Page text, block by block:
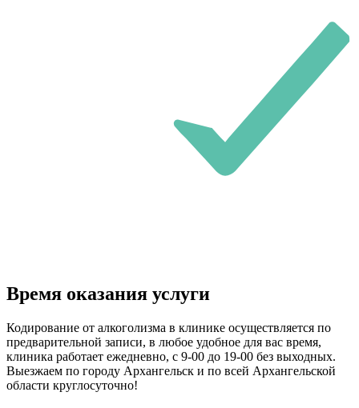
Время оказания услуги
Кодирование от алкоголизма в клинике осуществляется по
предварительной записи, в любое удобное для вас время,
клиника работает ежедневно, с 9-00 до 19-00 без выходных.
Выезжаем по городу Архангельск и по всей Архангельской
области круглосуточно!